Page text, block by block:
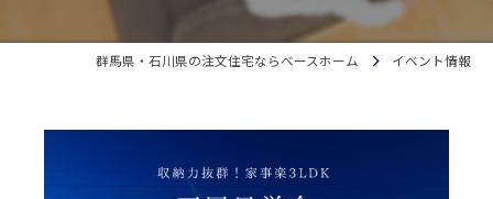
群馬県・石川県の注文住宅ならベースホーム イベント情報